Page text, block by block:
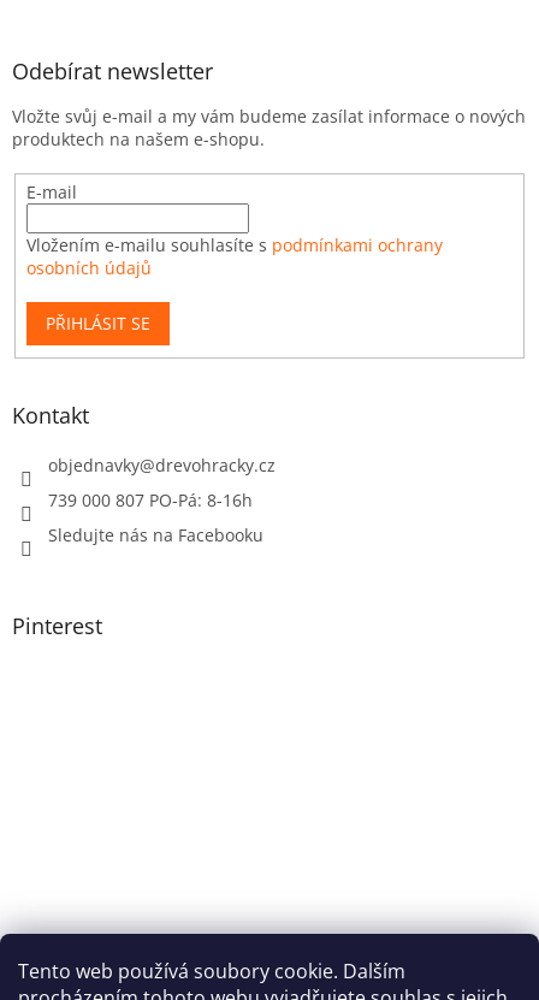
Tento web používá soubory cookie. Dalším
Odebírat newsletter
Vložte svůj e-mail a my vám budeme zasílat informace o nových
produktech na našem e-shopu.
E-mail
Vložením e-mailu souhlasíte s podmínkami ochrany
osobních údajů
PŘIHLÁSIT SE
Kontakt
objednavky@drevohracky.cz
739 000 807 PO-Pá: 8-16h
Sledujte nás na Facebooku
Pinterest